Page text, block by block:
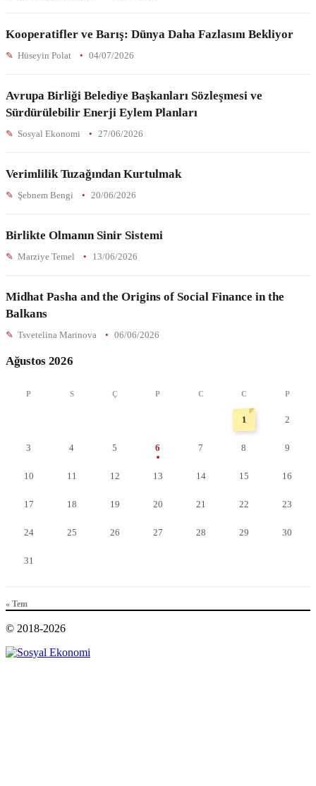
Kooperatifler ve Barış: Dünya Daha Fazlasını Bekliyor
Hüseyin Polat 04/07/2026
Avrupa Birliği Belediye Başkanları Sözleşmesi ve
Sürdürülebilir Enerji Eylem Planları
Sosyal Ekonomi 27/06/2026
Verimlilik Tuzağından Kurtulmak
Şebnem Bengi 20/06/2026
Birlikte Olmanın Sinir Sistemi
Marziye Temel 13/06/2026
Midhat Pasha and the Origins of Social Finance in the
Balkans
Tsvetelina Marinova 06/06/2026
Ağustos 2026
P S Ç P C C P
1 2
3 4 5 6 7 8 9
10 11 12 13 14 15 16
17 18 19 20 21 22 23
24 25 26 27 28 29 30
31
« Tem
© 2018-2026